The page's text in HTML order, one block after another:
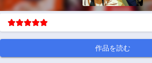
作品を読む